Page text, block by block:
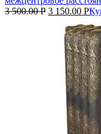
3 500.00Р 3 150.00 Р